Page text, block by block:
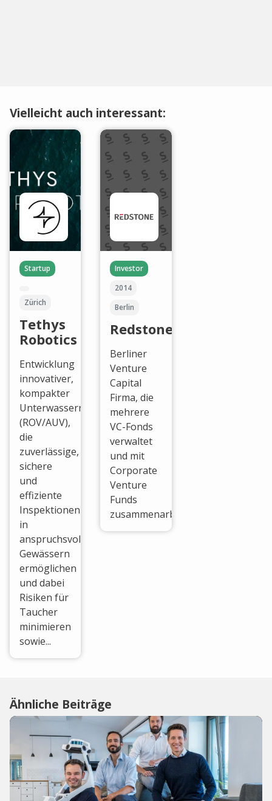
Vielleicht auch interessant:
Startup
Zürich
Tethys
Robotics
Entwicklung
innovativer,
kompakter
Unterwasserroboter
(ROV/AUV),
die
zuverlässige,
sichere
und
effiziente
Inspektionen
in
anspruchsvollen
Gewässern
ermöglichen
und dabei
Risiken für
Taucher
minimieren
sowie...
Investor
2014
Berlin
Redstone
Berliner
Venture
Capital
Firma, die
mehrere
VC-Fonds
verwaltet
und mit
Corporate
Venture
Funds
zusammenarbeitet.
Ähnliche Beiträge